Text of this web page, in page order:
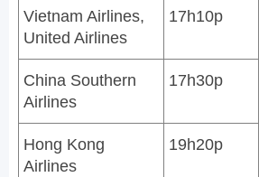
Vietnam Airlines,
United Airlines
17h10p
China Southern
Airlines
17h30p
Hong Kong
Airlines
19h20p